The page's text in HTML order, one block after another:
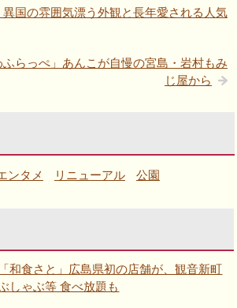
異国の雰囲気漂う外観と長年愛される人気
らっぺ」あんこが自慢の宮島・岩村もみ
じ屋から
ンタメ リニューアル 公園
和食さと」広島県初の店舗が、観音新町
しゃぶ等 食べ放題も